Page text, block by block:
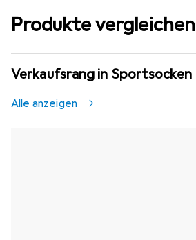
Produkte vergleichen
Verkaufsrang in Sportsocken
Alle anzeigen